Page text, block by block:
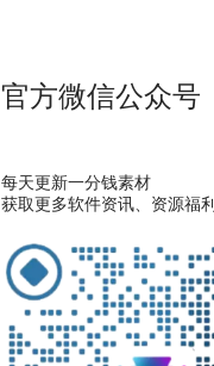
官方微信公众号
每天更新一分钱素材
获取更多软件资讯、资源福利